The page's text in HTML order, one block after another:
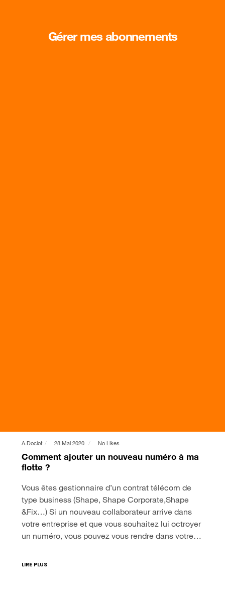
Gérer mes abonnements
A.doclot 28 Mai 2020 No Likes
Comment ajouter un nouveau numéro à ma
flotte ?
Vous êtes gestionnaire d’un contrat télécom de
type business (Shape, Shape Corporate,Shape
&Fix…) Si un nouveau collaborateur arrive dans
votre entreprise et que vous souhaitez lui octroyer
un numéro, vous pouvez vous rendre dans votre…
LIRE PLUS